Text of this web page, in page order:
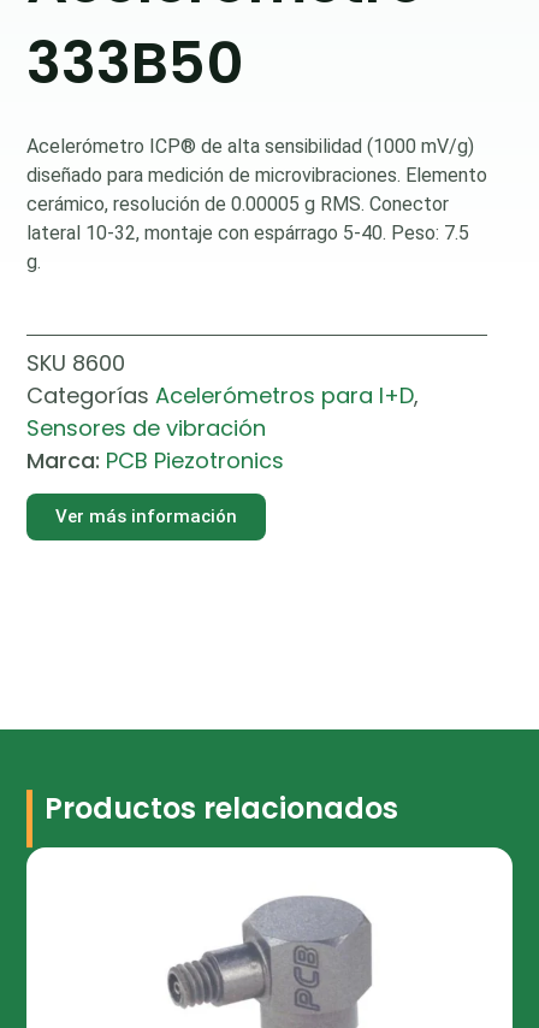
333B50
Acelerómetro ICP® de alta sensibilidad (1000 mV/g)
diseñado para medición de microvibraciones. Elemento
cerámico, resolución de 0.00005 g RMS. Conector
lateral 10-32, montaje con espárrago 5-40. Peso: 7.5
g.
SKU 8600
Categorías Acelerómetros para I+D,
Sensores de vibración
Marca: PCB Piezotronics
Ver más información
Productos relacionados